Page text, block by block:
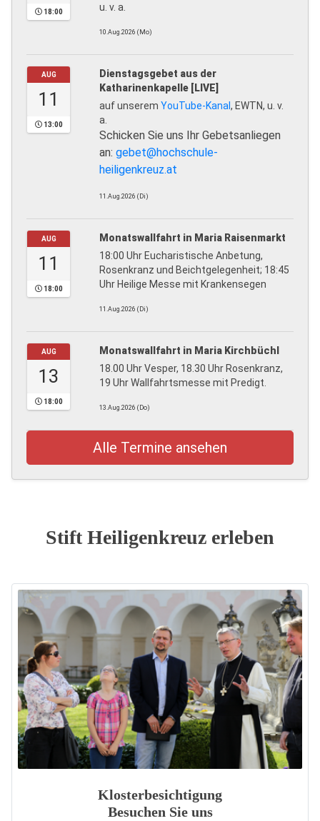
18:00
u. v. a.
10.Aug.2026 (Mo)
AUG
11
13:00
Dienstagsgebet aus der
Katharinenkapelle [LIVE]
auf unserem YouTube-Kanal, EWTN, u. v.
a.
Schicken Sie uns Ihr Gebetsanliegen
an: gebet@hochschule-
heiligenkreuz.at
11.Aug.2026 (Di)
AUG
11
18:00
Monatswallfahrt in Maria Raisenmarkt
18:00 Uhr Eucharistische Anbetung,
Rosenkranz und Beichtgelegenheit; 18:45
Uhr Heilige Messe mit Krankensegen
11.Aug.2026 (Di)
AUG
13
18:00
Monatswallfahrt in Maria Kirchbüchl
18.00 Uhr Vesper, 18.30 Uhr Rosenkranz,
19 Uhr Wallfahrtsmesse mit Predigt.
13.Aug.2026 (Do)
Alle Termine ansehen
Stift Heiligenkreuz erleben
Klosterbesichtigung
Besuchen Sie uns